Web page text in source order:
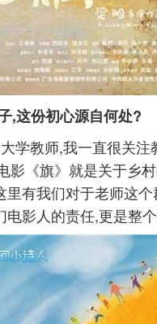
,这份初心源自何处?
学教师,我一直很关
影《旗》就是关于乡
有我们对于老师这
影人的责任,更是整